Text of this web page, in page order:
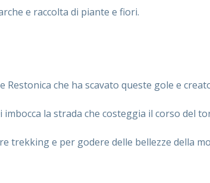
e raccolta di piante e fiori.
che ha scavato queste gole e
la strada che costeggia il corso del
trekking e per godere delle bellezze della